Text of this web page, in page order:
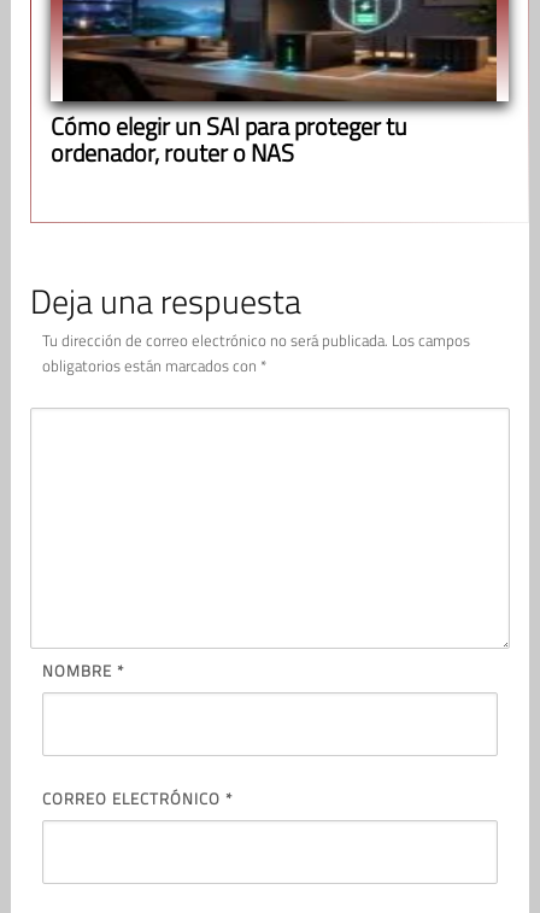
Cómo elegir un SAI para proteger tu
ordenador, router o NAS
Deja una respuesta
Tu dirección de correo electrónico no será publicada. Los campos
obligatorios están marcados con *
NOMBRE *
CORREO ELECTRÓNICO *